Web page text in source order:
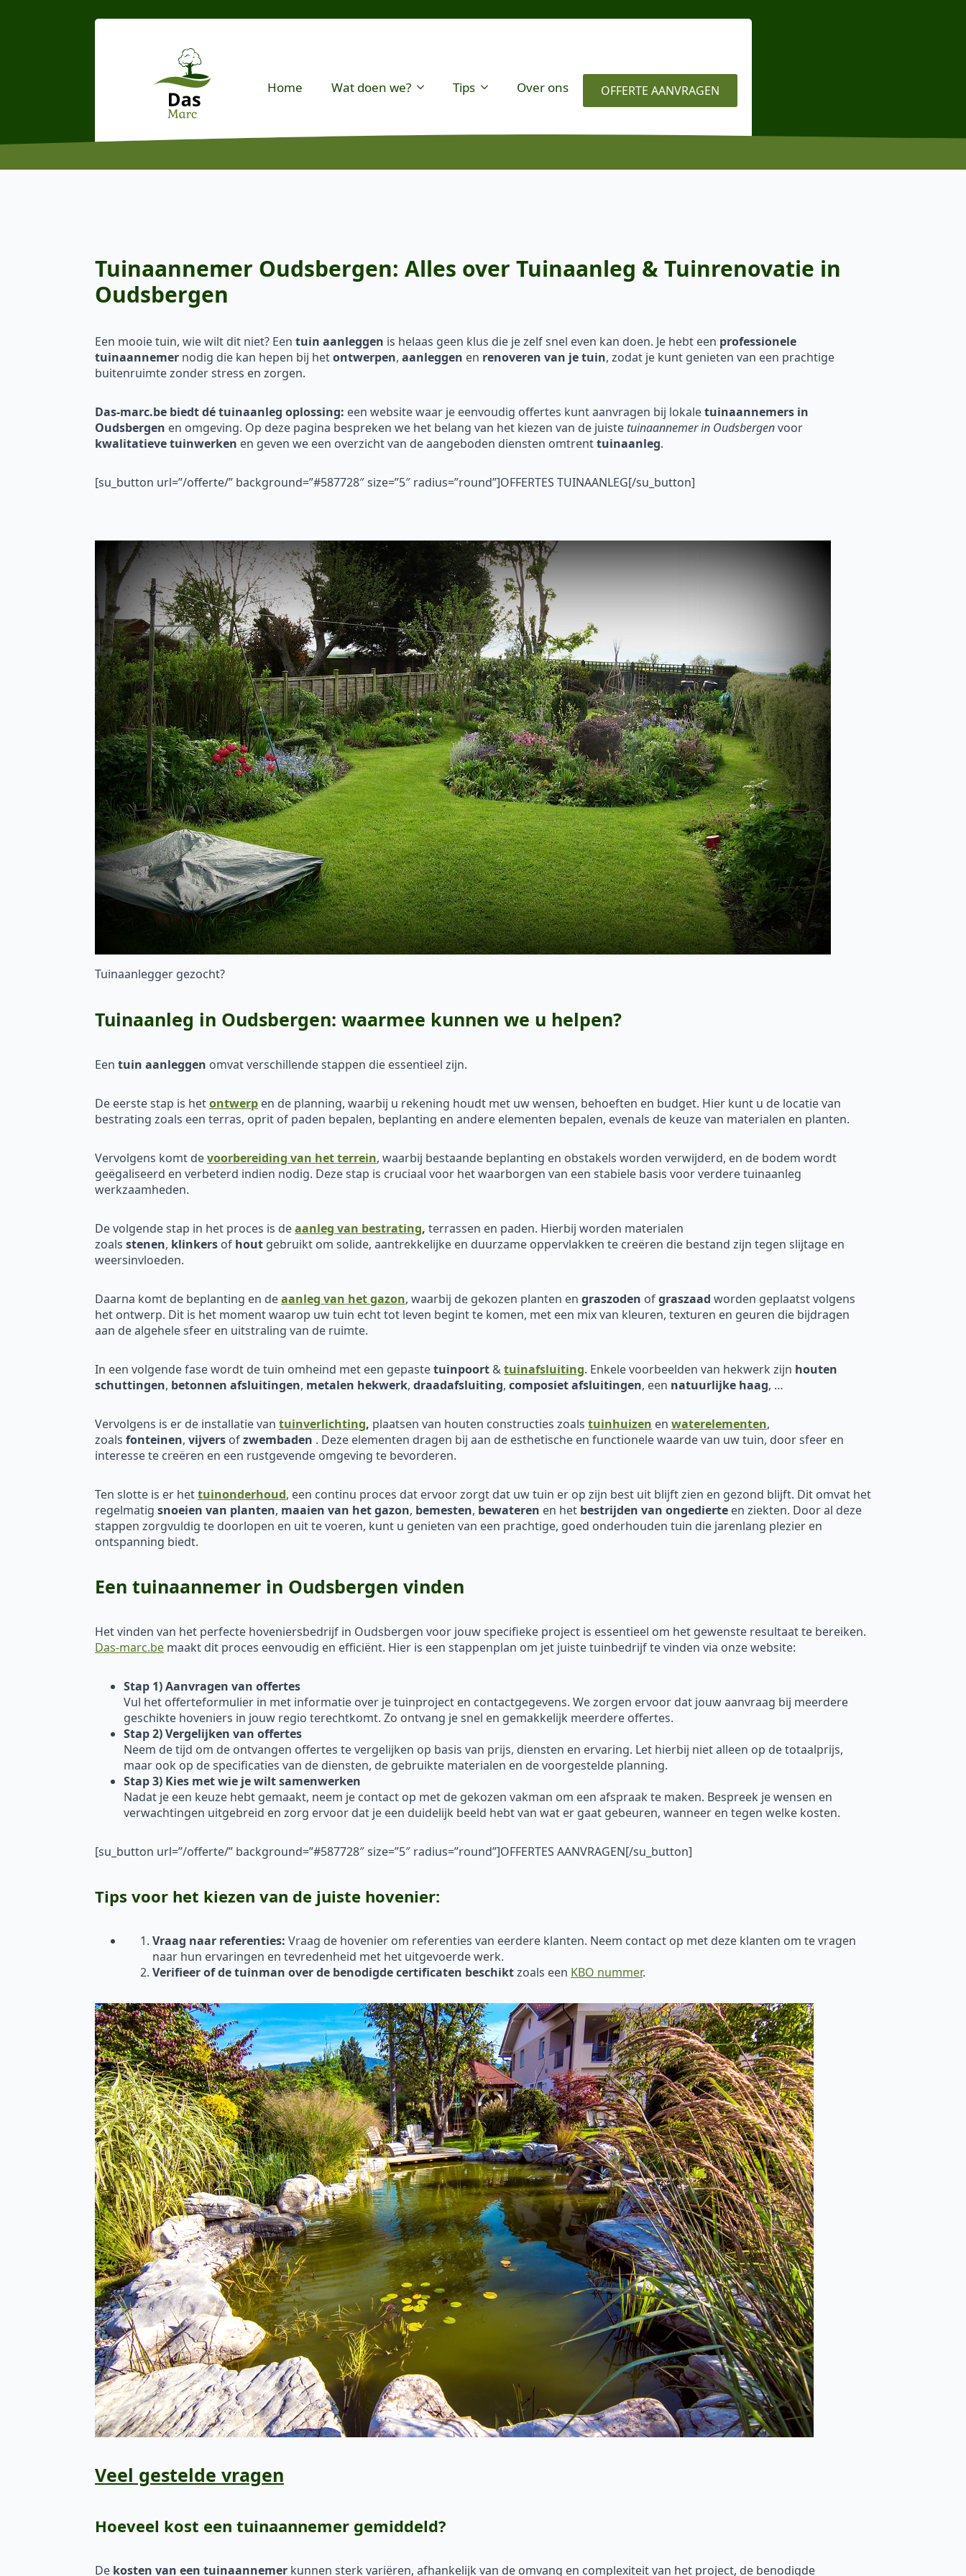
Home Wat doen we? Tips Over ons OFFERTE AANVRAGEN
Tuinaannemer Oudsbergen: Alles over Tuinaanleg & Tuinrenovatie in
Oudsbergen
Een mooie tuin, wie wilt dit niet? Een tuin aanleggen is helaas geen klus die je zelf snel even kan doen. Je hebt een professionele
tuinaannemer nodig die kan hepen bij hetontwerpen, aanleggen en renoveren van je tuin, zodat je kunt genieten van een prachtige
buitenruimte zonder stress en zorgen.
Das-marc.be biedt dé tuinaanleg oplossing: een website waar je eenvoudig offertes kunt aanvragen bij lokaletuinaannemers in
Oudsbergen en omgeving. Op deze pagina bespreken we het belang van het kiezen van de juiste tuinaannemer in Oudsbergenvoor
kwalitatieve tuinwerken en geven we een overzicht van de aangeboden diensten omtrenttuinaanleg.
[su_button url=”/offerte/” background=”#587728″ size=”5″ radius=”round”]OFFERTES TUINAANLEG[/su_button]
Tuinaanlegger gezocht?
Tuinaanleg in Oudsbergen: waarmee kunnen we u helpen?
Een tuin aanleggen omvat verschillende stappen die essentieel zijn.
De eerste stap is hetontwerp en de planning, waarbij u rekening houdt met uw wensen, behoeften en budget. Hier kunt u de locatie van
bestrating zoals een terras, oprit of paden bepalen, beplanting en andere elementen bepalen, evenals de keuze van materialen en planten.
Vervolgens komt devoorbereiding van het terrein, waarbij bestaande beplanting en obstakels worden verwijderd, en de bodem wordt
geëgaliseerd en verbeterd indien nodig. Deze stap is cruciaal voor het waarborgen van een stabiele basis voor verdere tuinaanleg
werkzaamheden.
De volgende stap in het proces is deaanleg van bestrating, terrassen en paden. Hierbij worden materialen
zoals stenen, klinkers of hout gebruikt om solide, aantrekkelijke en duurzame oppervlakken te creëren die bestand zijn tegen slijtage en
weersinvloeden.
Daarna komt de beplanting en deaanleg van het gazon, waarbij de gekozen planten en graszoden ofgraszaad worden geplaatst volgens
het ontwerp. Dit is het moment waarop uw tuin echt tot leven begint te komen, met een mix van kleuren, texturen en geuren die bijdragen
aan de algehele sfeer en uitstraling van de ruimte.
In een volgende fase wordt de tuin omheind met een gepastetuinpoort &tuinafsluiting. Enkele voorbeelden van hekwerk zijn houten
schuttingen, betonnen afsluitingen, metalen hekwerk, draadafsluiting, composiet afsluitingen, een natuurlijke haag, …
Vervolgens is er de installatie van tuinverlichting, plaatsen van houten constructies zoals tuinhuizen en waterelementen,
zoals fonteinen, vijvers ofzwembaden . Deze elementen dragen bij aan de esthetische en functionele waarde van uw tuin, door sfeer en
interesse te creëren en een rustgevende omgeving te bevorderen.
Ten slotte is er hettuinonderhoud, een continu proces dat ervoor zorgt dat uw tuin er op zijn best uit blijft zien en gezond blijft. Dit omvat het
regelmatig snoeien van planten, maaien van hetgazon, bemesten, bewateren en het bestrijden van ongedierte en ziekten. Door al deze
stappen zorgvuldig te doorlopen en uit te voeren, kunt u genieten van een prachtige, goed onderhouden tuin die jarenlang plezier en
ontspanning biedt.
Een tuinaannemer in Oudsbergen vinden
Het vinden van het perfecte hoveniersbedrijf in Oudsbergen voor jouw specifieke project is essentieel om het gewenste resultaat te bereiken.
Das-marc.be maakt dit proces eenvoudig en efficiënt. Hier is een stappenplan om jet juiste tuinbedrijf te vinden via onze website:
Stap 1) Aanvragen van offertes
Vul het offerteformulier in met informatie over je tuinproject en contactgegevens. We zorgen ervoor dat jouw aanvraag bij meerdere
geschikte hoveniers in jouw regio terechtkomt. Zo ontvang je snel en gemakkelijk meerdere offertes.
Stap 2) Vergelijken van offertes
Neem de tijd om de ontvangen offertes te vergelijken op basis van prijs, diensten en ervaring. Let hierbij niet alleen op de totaalprijs,
maar ook op de specificaties van de diensten, de gebruikte materialen en de voorgestelde planning.
Stap 3) Kies met wie je wilt samenwerken
Nadat je een keuze hebt gemaakt, neem je contact op met de gekozen vakman om een afspraak te maken. Bespreek je wensen en
verwachtingen uitgebreid en zorg ervoor dat je een duidelijk beeld hebt van wat er gaat gebeuren, wanneer en tegen welke kosten.
[su_button url=”/offerte/” background=”#587728″ size=”5″ radius=”round”]OFFERTES AANVRAGEN[/su_button]
Tips voor het kiezen van de juiste hovenier:
Vraag naar referenties: Vraag de hovenier om referenties van eerdere klanten. Neem contact op met deze klanten om te vragen
naar hun ervaringen en tevredenheid met het uitgevoerde werk.
Verifieer of de tuinman over de benodigde certificaten beschiktzoals een KBO nummer.
Veel gestelde vragen
Hoeveel kost een tuinaannemer gemiddeld?
De kosten van een tuinaannemer kunnen sterk variëren, afhankelijk van de omvang en complexiteit van het project, de benodigde